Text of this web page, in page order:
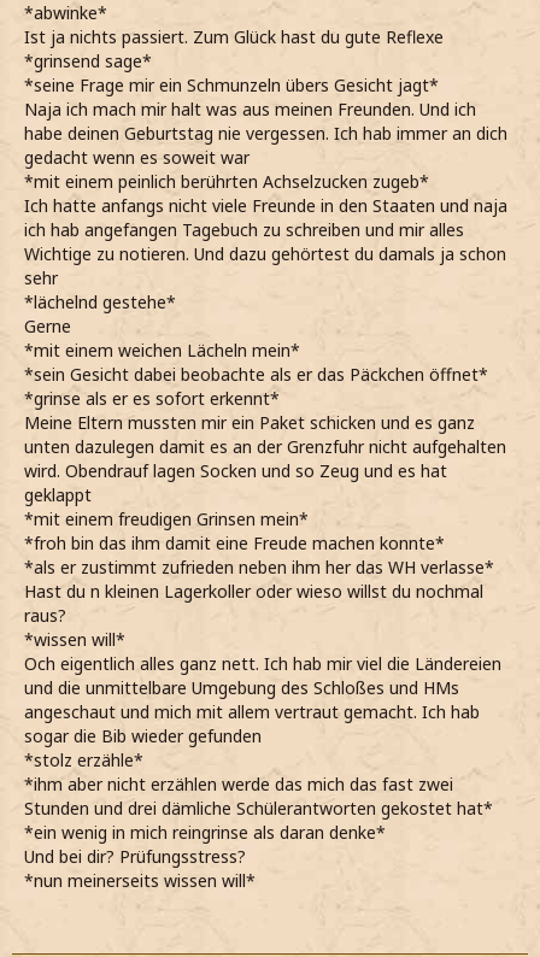
*abwinke*
Ist ja nichts passiert. Zum Glück hast du gute Reflexe
*grinsend sage*
*seine Frage mir ein Schmunzeln übers Gesicht jagt*
Naja ich mach mir halt was aus meinen Freunden. Und ich
habe deinen Geburtstag nie vergessen. Ich hab immer an dich
gedacht wenn es soweit war
*mit einem peinlich berührten Achselzucken zugeb*
Ich hatte anfangs nicht viele Freunde in den Staaten und naja
ich hab angefangen Tagebuch zu schreiben und mir alles
Wichtige zu notieren. Und dazu gehörtest du damals ja schon
sehr
*lächelnd gestehe*
Gerne
*mit einem weichen Lächeln mein*
*sein Gesicht dabei beobachte als er das Päckchen öffnet*
*grinse als er es sofort erkennt*
Meine Eltern mussten mir ein Paket schicken und es ganz
unten dazulegen damit es an der Grenzfuhr nicht aufgehalten
wird. Obendrauf lagen Socken und so Zeug und es hat
geklappt
*mit einem freudigen Grinsen mein*
*froh bin das ihm damit eine Freude machen konnte*
*als er zustimmt zufrieden neben ihm her das WH verlasse*
Hast du n kleinen Lagerkoller oder wieso willst du nochmal
raus?
*wissen will*
Och eigentlich alles ganz nett. Ich hab mir viel die Ländereien
und die unmittelbare Umgebung des Schloßes und HMs
angeschaut und mich mit allem vertraut gemacht. Ich hab
sogar die Bib wieder gefunden
*stolz erzähle*
*ihm aber nicht erzählen werde das mich das fast zwei
Stunden und drei dämliche Schülerantworten gekostet hat*
*ein wenig in mich reingrinse als daran denke*
Und bei dir? Prüfungsstress?
*nun meinerseits wissen will*